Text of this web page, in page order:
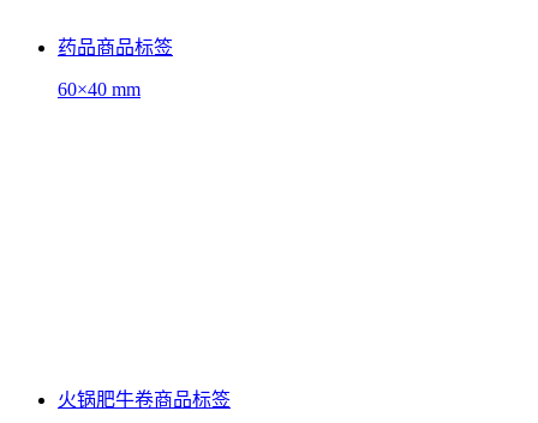
药品商品标签
60×40 mm
火锅肥牛卷商品标签